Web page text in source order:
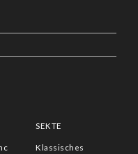
SEKTE
Klassisches